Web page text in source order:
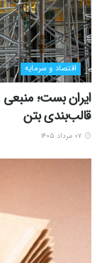
اقتصاد و سرمایه
ایران بست؛ منبعی
قالب‌بندی بتن